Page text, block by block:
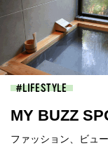
LIFESTYLE
MY BUZZ
ファッション、ビュ